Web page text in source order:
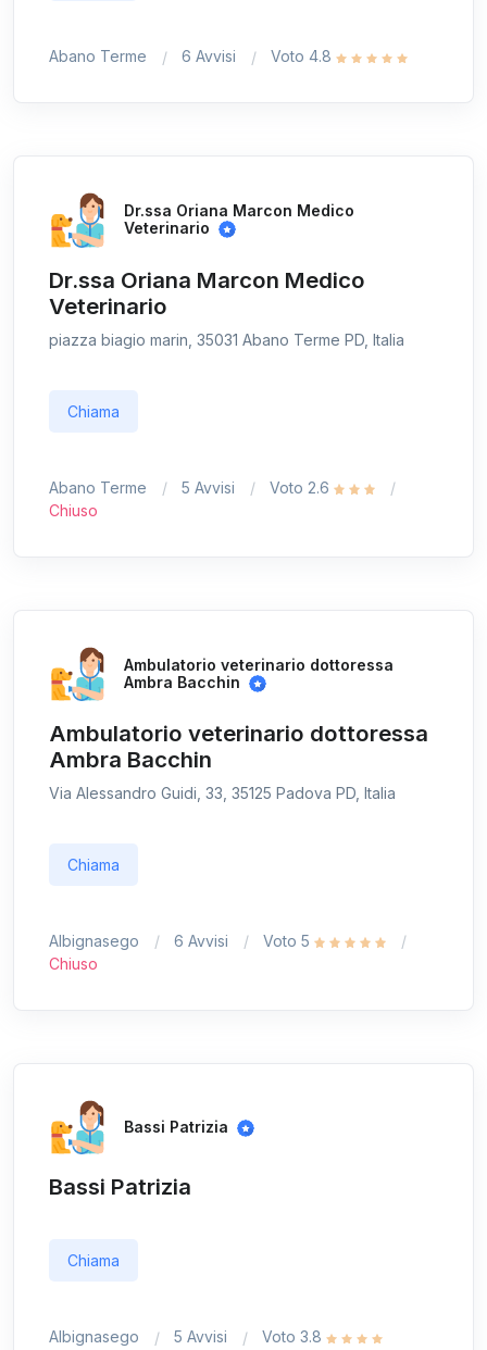
Abano Terme 6 Avvisi Voto 4.8
Dr.ssa Oriana Marcon Medico
Veterinario
Dr.ssa Oriana Marcon Medico
Veterinario
piazza biagio marin, 35031 Abano Terme PD, Italia
Chiama
Abano Terme 5 Avvisi
Voto 2.6
Chiuso
Ambulatorio veterinario dottoressa
Ambra Bacchin
Ambulatorio veterinario dottoressa
Ambra Bacchin
Via Alessandro Guidi, 33, 35125 Padova PD, Italia
Chiama
Albignasego 6 Avvisi
Voto 5
Chiuso
Bassi Patrizia
Bassi Patrizia
Chiama
Albignasego 5 Avvisi Voto 3.8